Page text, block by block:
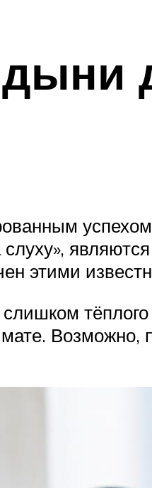
этими
Возможно,